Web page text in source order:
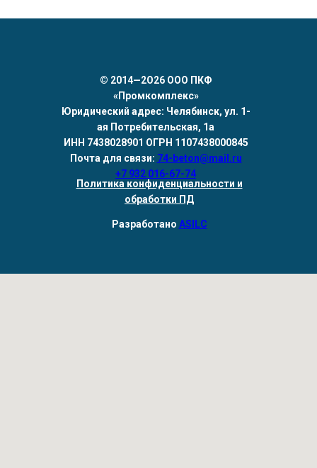
© 2014—2О26 ООО ПКФ
«Промкомплекс»
Юридический адрес: Челябинск, ул. 1-
ая Потребительская, 1а
ИНН 7438028901 ОГРН 1107438000845
Почта для связи: 74-beton@mail.ru
+7 932 016-67-74
Разработано ASILC
Политика конфиденциальности и
обработки ПД